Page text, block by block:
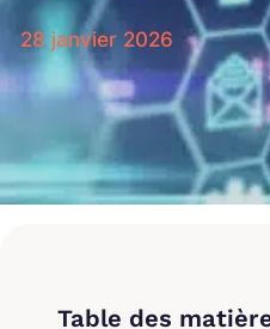
28 janvier 2026